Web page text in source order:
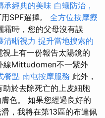
承經典的美味 白蟻防治，
SPF選擇。 全方位按摩療
霜時，您的父母沒有誤
清晰視力 提升當地搜索的
視上有一份報告太陽鏡的
線Mittudomen不一紫外
餐點 南屯按摩服務 此外，
於去除死亡的上皮細胞
色。 如果您經過良好的
，我將在第13區的布達佩